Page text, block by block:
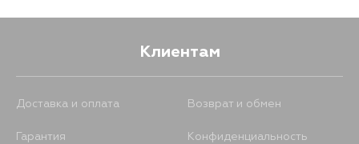
Клиентам
Доставка и оплата Возврат и обмен
Гарантия Конфиденциальность